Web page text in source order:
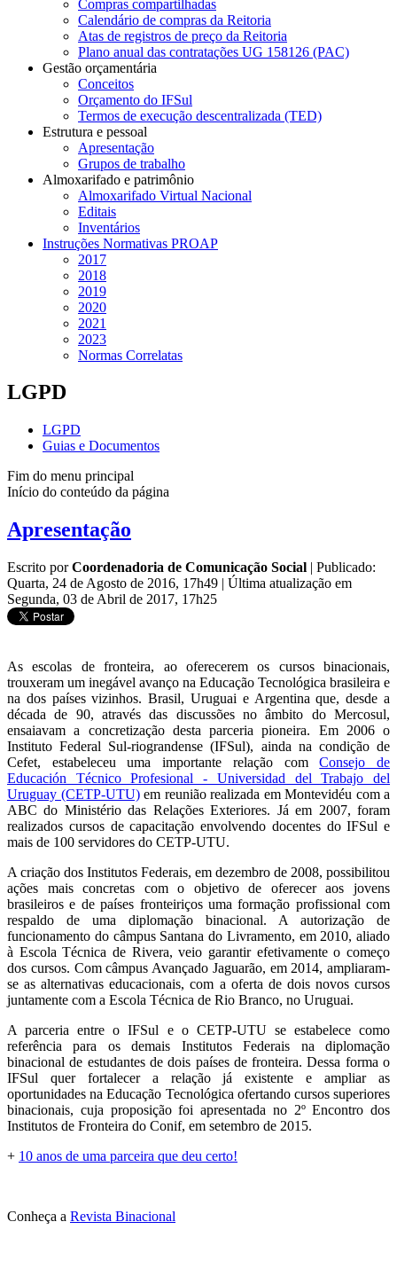
Compras compartilhadas
Calendário de compras da Reitoria
Atas de registros de preço da Reitoria
Plano anual das contratações UG 158126 (PAC)
Gestão orçamentária
Conceitos
Orçamento do IFSul
Termos de execução descentralizada (TED)
Estrutura e pessoal
Apresentação
Grupos de trabalho
Almoxarifado e patrimônio
Almoxarifado Virtual Nacional
Editais
Inventários
Instruções Normativas PROAP
2017
2018
2019
2020
2021
2023
Normas Correlatas
LGPD
LGPD
Guias e Documentos
Fim do menu principal
Início do conteúdo da página
Apresentação
Escrito porCoordenadoria de Comunicação Social | Publicado:
Quarta, 24 de Agosto de 2016, 17h49 | Última atualização em
Segunda, 03 de Abril de 2017, 17h25
As escolas de fronteira, ao oferecerem os cursos binacionais,
trouxeram um inegável avanço na Educação Tecnológica brasileira e
na dos países vizinhos. Brasil, Uruguai e Argentina que, desde a
década de 90, através das discussões no âmbito do Mercosul,
ensaiavam a concretização desta parceria pioneira. Em 2006 o
Instituto Federal Sul-riograndense (IFSul), ainda na condição de
Cefet, estabeleceu uma importante relação comConsejo de
Educación Técnico Profesional - Universidad del Trabajo del
Uruguay (CETP-UTU)em reunião realizada em Montevidéu com a
ABC do Ministério das Relações Exteriores. Já em 2007, foram
realizados cursos de capacitação envolvendo docentes do IFSul e
mais de 100 servidores do CETP-UTU.
A criação dos Institutos Federais, em dezembro de 2008, possibilitou
ações mais concretas com o objetivo de oferecer aos jovens
brasileiros e de países fronteiriços uma formação profissional com
respaldo de uma diplomação binacional. A autorização de
funcionamento do câmpus Santana do Livramento, em 2010, aliado
à Escola Técnica de Rivera, veio garantir efetivamente o começo
dos cursos. Com câmpus Avançado Jaguarão, em 2014, ampliaram-
se as alternativas educacionais, com a oferta de dois novos cursos
juntamente com a Escola Técnica de Rio Branco, no Uruguai.
A parceria entre o IFSul e o CETP-UTU se estabelece como
referência para os demais Institutos Federais na diplomação
binacional de estudantes de dois países de fronteira. Dessa forma o
IFSul quer fortalecer a relação já existente e ampliar as
oportunidades na Educação Tecnológica ofertando cursos superiores
binacionais, cuja proposição foi apresentada no 2º Encontro dos
Institutos de Fronteira do Conif, em setembro de 2015.
+ 10 anos de uma parceira que deu certo!
Conheça a Revista Binacional